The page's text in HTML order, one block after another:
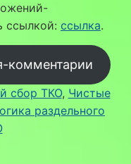
ссылкой: ссылка.
комментарии
сбор ТКО, Чистые
раздельного